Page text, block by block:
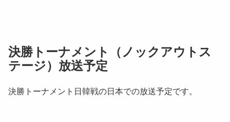
決勝トーナメント（ノックアウトス
テージ）放送予定
決勝トーナメント日韓戦の日本での放送予定です。